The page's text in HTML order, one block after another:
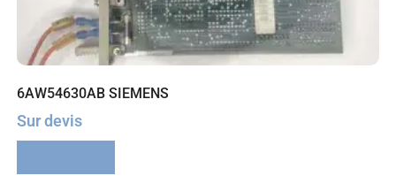
6AW54630AB SIEMENS
Sur devis